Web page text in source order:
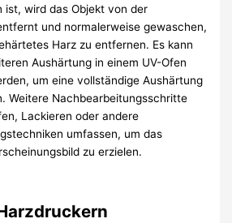
ist, wird das Objekt von der
und normalerweise gewaschen,
Harz zu entfernen. Es kann
Aushärtung in einem UV-Ofen
um eine vollständige Aushärtung
Weitere Nachbearbeitungsschritte
Lackieren oder andere
umfassen, um das
zu erzielen.